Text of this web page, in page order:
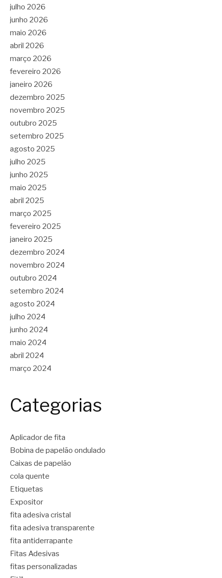
julho 2026
junho 2026
maio 2026
abril 2026
março 2026
fevereiro 2026
janeiro 2026
dezembro 2025
novembro 2025
outubro 2025
setembro 2025
agosto 2025
julho 2025
junho 2025
maio 2025
abril 2025
março 2025
fevereiro 2025
janeiro 2025
dezembro 2024
novembro 2024
outubro 2024
setembro 2024
agosto 2024
julho 2024
junho 2024
maio 2024
abril 2024
março 2024
Categorias
Aplicador de fita
Bobina de papelão ondulado
Caixas de papelão
cola quente
Etiquetas
Expositor
fita adesiva cristal
fita adesiva transparente
fita antiderrapante
Fitas Adesivas
fitas personalizadas